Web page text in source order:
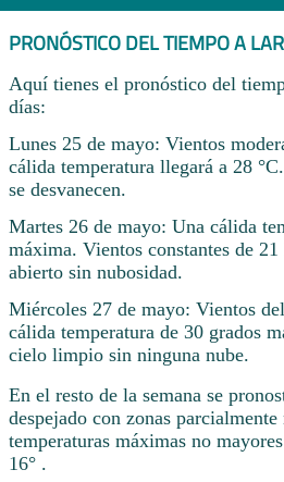
PRONÓSTICO DEL TIEMPO A
Aquí tienes el pronóstico del
días:
Lunes 25 de mayo: Vientos
cálida temperatura llegará a 28
se desvanecen.
Martes 26 de mayo: Una cálida
máxima. Vientos constantes de
abierto sin nubosidad.
Miércoles 27 de mayo: Vientos
cálida temperatura de 30 grados
cielo limpio sin ninguna nube.
En el resto de la semana se
despejado con zonas parcialmente
temperaturas máximas no
16° .